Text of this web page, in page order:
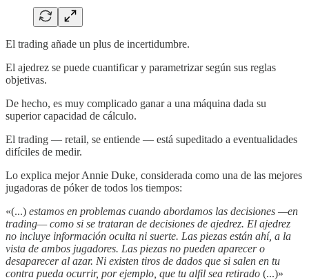
El trading añade un plus de incertidumbre.
El ajedrez se puede cuantificar y parametrizar según sus reglas
objetivas.
De hecho, es muy complicado ganar a una máquina dada su
superior capacidad de cálculo.
El trading — retail, se entiende — está supeditado a eventualidades
difíciles de medir.
Lo explica mejor Annie Duke, considerada como una de las mejores
jugadoras de póker de todos los tiempos:
«(...) estamos en problemas cuando abordamos las decisiones —en
trading— como si se trataran de decisiones de ajedrez. El ajedrez
no incluye información oculta ni suerte. Las piezas están ahí, a la
vista de ambos jugadores. Las piezas no pueden aparecer o
desaparecer al azar. Ni existen tiros de dados que si salen en tu
contra pueda ocurrir, por ejemplo, que tu alfil sea retirado (...)»